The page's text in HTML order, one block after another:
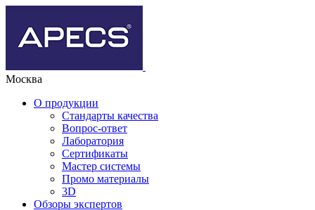
Москва
О продукции
Стандарты качества
Вопрос-ответ
Лаборатория
Сертификаты
Мастер системы
Промо материалы
3D
Обзоры экспертов